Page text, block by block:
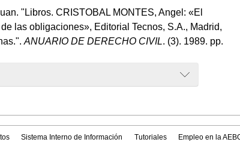
"Libros. CRISTOBAL MONTES, Angel: «El
las obligaciones», Editorial Tecnos, S.A., Madrid,
ANUARIO DE DERECHO CIVIL. (3). 1989. pp.
Sistema Interno de Información Tutoriales Empleo en la